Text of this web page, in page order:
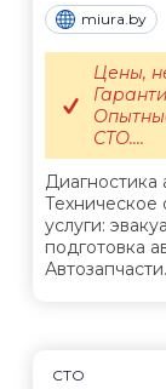
miura.by
Диагностика
услуги:
подготовка
Автозапчасти.
Цены,
СТО....
СТО